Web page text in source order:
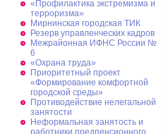
«Профилактика экстремизма и
терроризма»
Мирнинская городская ТИК
Резерв управленческих кадров
Межрайонная ИФНС России №
6
«Охрана труда»
Приоритетный проект
«Формирование комфортной
городской среды»
Противодействие нелегальной
занятости
Неформальная занятость и
работники предпенсионного